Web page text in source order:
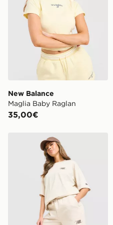
possibile l’opzione
in negozio lo stesso
ordine visita
https://
New Balance
Maglia Baby Raglan
35,00€
New Balance Pantaloncino